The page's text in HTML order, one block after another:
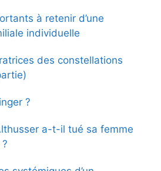
à retenir d’une
individuelle
des constellations
?
a-t-il tué sa femme